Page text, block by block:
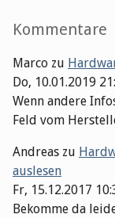
Kommentare
Marco zu
Do, 10.01.2019
Wenn andere
Feld vom
Andreas zu
auslesen
Fr, 15.12.2017
Bekomme da